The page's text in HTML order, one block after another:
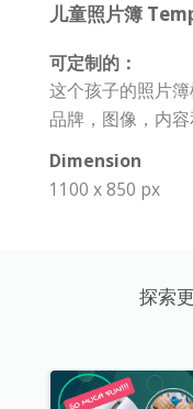
儿童照片簿
可定制的：
这个孩子的照片
品牌，图像，内容
Dimension
1100 x 850 px
探索